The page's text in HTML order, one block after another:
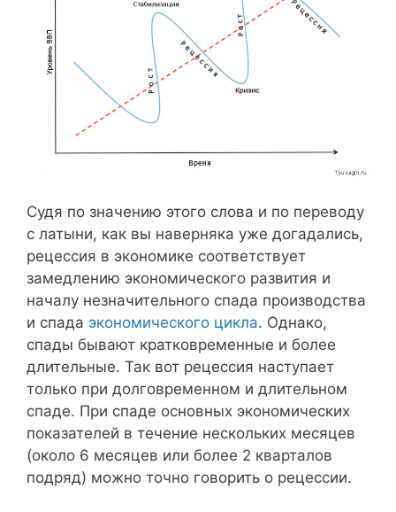
Судя по значению этого слова и по переводу
с латыни, как вы наверняка уже догадались,
рецессия в экономике соответствует
замедлению экономического развития и
началу незначительного спада производства
и спада экономического цикла. Однако,
спады бывают кратковременные и более
длительные. Так вот рецессия наступает
только при долговременном и длительном
спаде. При спаде основных экономических
показателей в течение нескольких месяцев
(около 6 месяцев или более 2 кварталов
подряд) можно точно говорить о рецессии.